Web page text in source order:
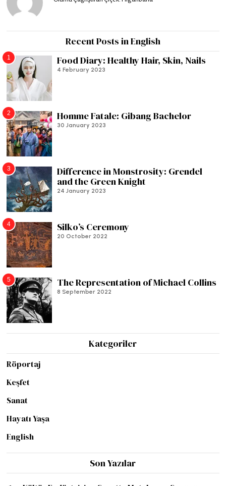
Recent Posts in English
1 Food Diary: Healthy Hair, Skin, Nails
4 February 2023
2 Homme Fatale: Gibang Bachelor
30 January 2023
3
Difference in Monstrosity: Grendel
and the Green Knight
24 January 2023
4 Silko’s Ceremony
20 October 2022
5 The Representation of Michael Collins
8 September 2022
Kategoriler
Röportaj
Keşfet
Sanat
Hayatı Yaşa
English
Son Yazılar